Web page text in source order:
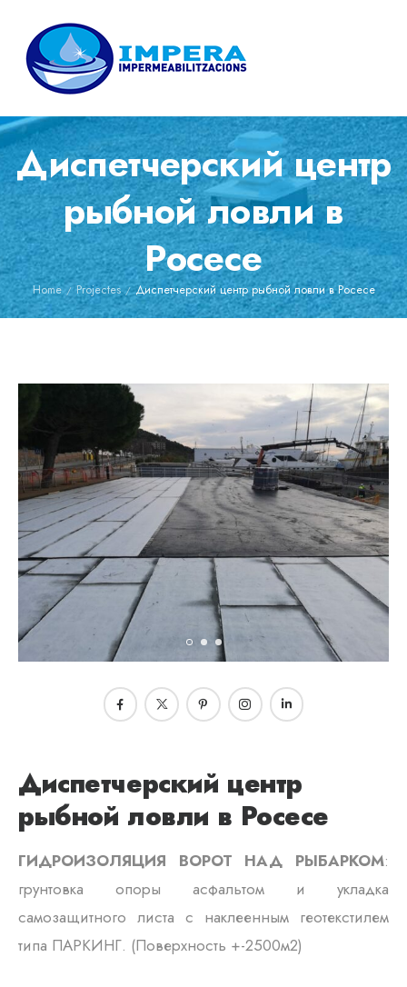
Диспетчерский центр
рыбной ловли в
Росесе
Home / Projectes / Диспетчерский центр рыбной ловли в Росесе
Диспетчерский центр
рыбной ловли в Росесе
ГИДРОИЗОЛЯЦИЯ ВОРОТ НАД РЫБАРКОМ:
грунтовка опоры асфальтом и укладка
самозащитного листа с наклеенным геотекстилем
типа ПАРКИНГ. (Поверхность +-2500м2)